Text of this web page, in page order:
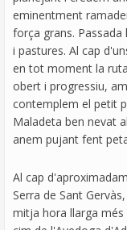
eminentment
força grans.
i pastures. Al cap
en tot moment la
obert i progressiu,
contemplem el petit
Maladeta ben nevat
anem pujant fent
Al cap
Serra de Sant
mitja hora llarga més